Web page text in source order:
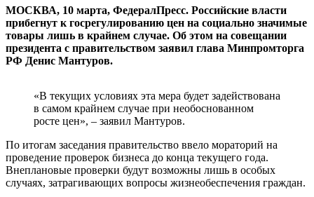
МОСКВА, 10 марта, ФедералПресс. Российские власти
прибегнут к госрегулированию цен на социально значимые
товары лишь в крайнем случае. Об этом на совещании
президента с правительством заявил глава Минпромторга
РФ Денис Мантуров.
«В текущих условиях эта мера будет задействована
в самом крайнем случае при необоснованном
росте цен», – заявил Мантуров.
По итогам заседания правительство ввело мораторий на
проведение проверок бизнеса до конца текущего года.
Внеплановые проверки будут возможны лишь в особых
случаях, затрагивающих вопросы жизнеобеспечения граждан.